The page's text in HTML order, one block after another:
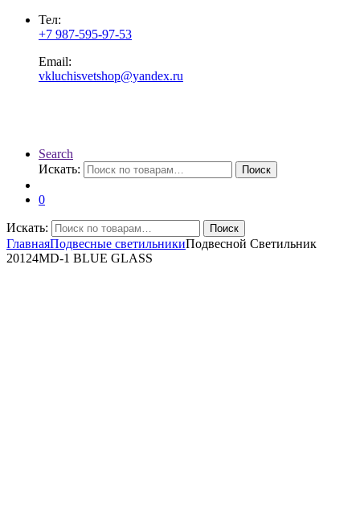
Тел:
+7 987-595-97-53
Email:
vkluchisvetshop@yandex.ru
Search
Искать:
Поиск
0
Искать: Поиск
ГлавнаяПодвесные светильникиПодвесной Светильник
20124MD-1 BLUE GLASS